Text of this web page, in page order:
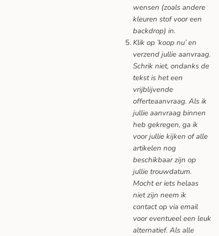
wensen (zoals andere
kleuren stof voor een
backdrop) in.
Klik op ’koop nu’ en
verzend jullie aanvraag.
Schrik niet, ondanks de
tekst is het een
vrijblijvende
offerteaanvraag. Als ik
jullie aanvraag binnen
heb gekregen, ga ik
voor jullie kijken of alle
artikelen nog
beschikbaar zijn op
jullie trouwdatum.
Mocht er iets helaas
niet zijn neem ik
contact op via email
voor eventueel een leuk
alternatief. Als alle